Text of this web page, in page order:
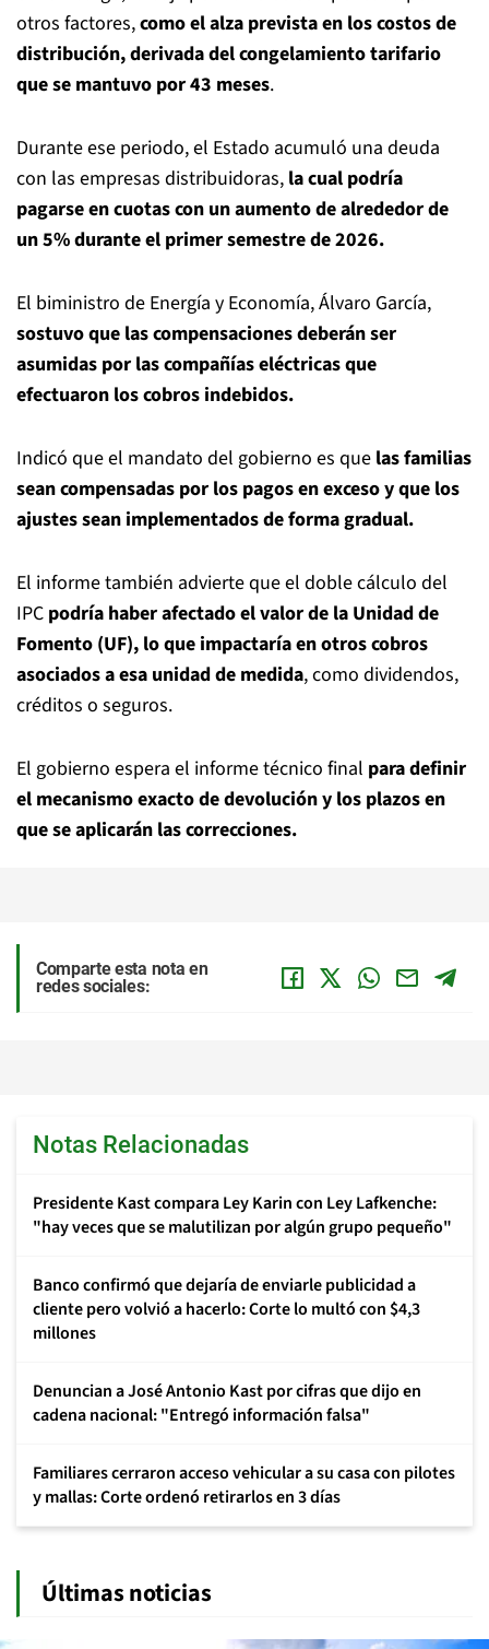
otros factores,como el alza prevista en los costos de
distribución, derivada del congelamiento tarifario
que se mantuvo por 43 meses.
Durante ese periodo, el Estado acumuló una deuda
con las empresas distribuidoras, la cual podría
pagarse en cuotas con un aumento de alrededor de
un 5% durante el primer semestre de 2026.
El biministro de Energía y Economía, Álvaro García,
sostuvo que las compensaciones deberán ser
asumidas por las compañías eléctricas que
efectuaron los cobros indebidos.
Indicó que el mandato del gobierno es que las familias
sean compensadas por los pagos en exceso y que los
ajustes sean implementados de forma gradual.
El informe también advierte que el doble cálculo del
IPC podría haber afectado el valor de la Unidad de
Fomento (UF), lo que impactaría en otros cobros
asociados a esa unidad de medida, como dividendos,
créditos o seguros.
El gobierno espera el informe técnico final para definir
el mecanismo exacto de devolución y los plazos en
que se aplicarán las correcciones.
Comparte esta nota en
redes sociales:
Notas Relacionadas
Presidente Kast compara Ley Karin con Ley Lafkenche:
"hay veces que se malutilizan por algún grupo pequeño"
Banco confirmó que dejaría de enviarle publicidad a
cliente pero volvió a hacerlo: Corte lo multó con $4,3
millones
Denuncian a José Antonio Kast por cifras que dijo en
cadena nacional: "Entregó información falsa"
Familiares cerraron acceso vehicular a su casa con pilotes
y mallas: Corte ordenó retirarlos en 3 días
Últimas noticias